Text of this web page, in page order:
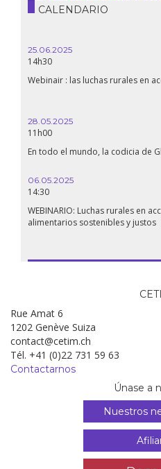
CALENDARIO
25.06.2025
14h30
Webinair : las luchas rurales en
28.05.2025
11h00
En todo el mundo, la codicia de
06.05.2025
14:30
WEBINARIO: Luchas rurales en
alimentarios sostenibles y justos
Rue Amat 6
1202 Genève Suiza
contact@cetim.ch
Tél. +41 (0)22 731 59 63
Contactarnos
Únase a
Nuestros